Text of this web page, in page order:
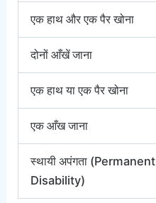
एक हाथ और एक पैर खोना
दोनों आँखें जाना
एक हाथ या एक पैर खोना
एक आँख जाना
स्थायी अपंगता (Permanent
Disability)